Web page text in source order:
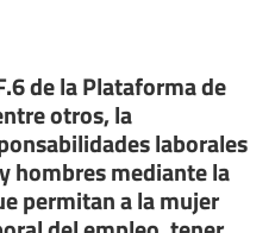
de la Plataforma de
otros, la
laborales
hombres mediante la
permitan a la mujer